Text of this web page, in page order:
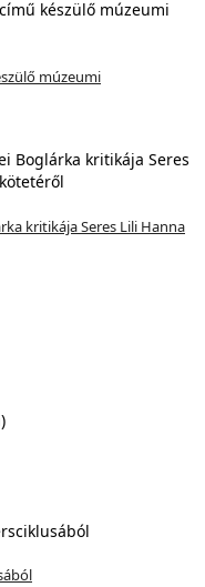
múzeumi
kritikája Seres Lili Hanna